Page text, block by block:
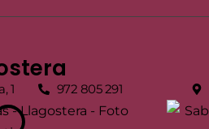
1 972 805 291